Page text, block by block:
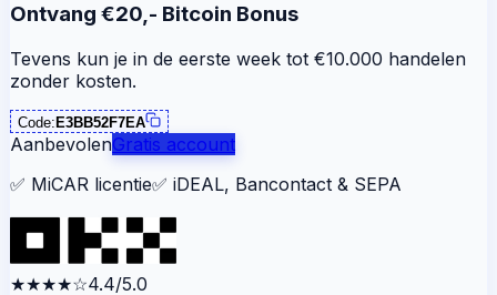
Ontvang €20,- Bitcoin Bonus
Tevens kun je in de eerste week tot €10.000 handelen
zonder kosten.
Code: E3BB52F7EA
AanbevolenGratis account
✅ MiCAR licentie✅ iDEAL, Bancontact & SEPA
★★★★☆4.4/5.0